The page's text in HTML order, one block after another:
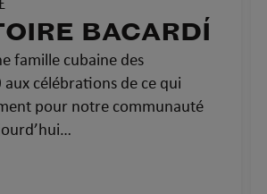
BACARDÍ
famille cubaine des
aux célébrations de ce qui
pour notre communauté